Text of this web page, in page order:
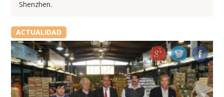
Shenzhen.
ACTUALIDAD